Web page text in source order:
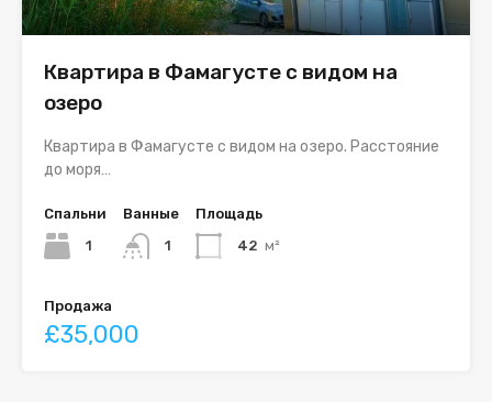
Квартира в Фамагусте с видом на
озеро
Квартира в Фамагусте с видом на озеро. Расстояние
до моря…
Спальни
1
Ванные
1
Площадь
42 м²
Продажа
£35,000